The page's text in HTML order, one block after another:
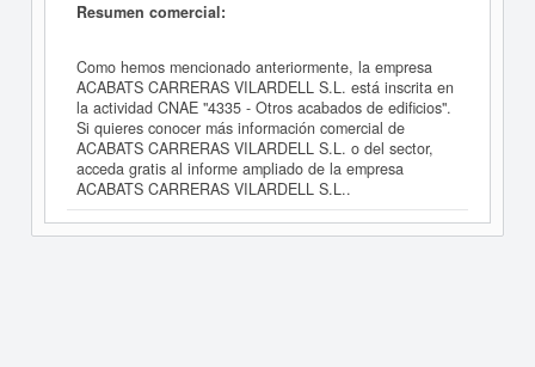
Resumen comercial:
Como hemos mencionado anteriormente, la empresa
ACABATS CARRERAS VILARDELL S.L. está inscrita en
la actividad CNAE "4335 - Otros acabados de edificios".
Si quieres conocer más información comercial de
ACABATS CARRERAS VILARDELL S.L. o del sector,
acceda gratis al informe ampliado de la empresa
ACABATS CARRERAS VILARDELL S.L..